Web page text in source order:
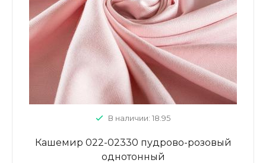
В наличии: 18.95
Кашемир 022-02330 пудрово-розовый
однотонный